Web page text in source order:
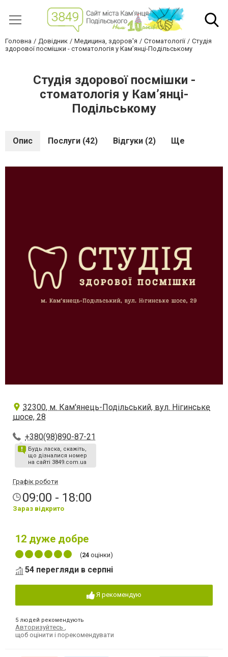
Головна Довідник Медицина, здоров'я Стоматології
Студія
здорової посмішки - стоматологія у Кам’янці-Подільському
Студія здорової посмішки -
стоматологія у Кам’янці-
Подільському
Опис Послуги (42) Відгуки (2) Ще
32300, м. Кам'янець-Подільський, вул. Нігинське
шосе, 28
+380(98)890-87-21
Будь ласка, скажіть,
що дізналися номер
на сайті 3849.com.ua
Графік роботи
09:00 - 18:00
Зараз відкрито
12 дуже добре
(24 оцінки)
54 перегляди в серпні
Я рекомендую
5 людей рекомендують
Авторизуйтесь
щоб оцінити і порекомендувати